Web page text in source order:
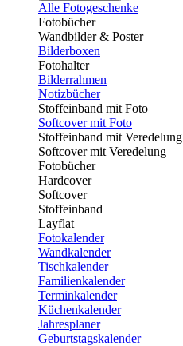
Alle Fotogeschenke
Fotobücher
Wandbilder & Poster
Bilderboxen
Fotohalter
Bilderrahmen
Notizbücher
Stoffeinband mit Foto
Softcover mit Foto
Stoffeinband mit Veredelung
Softcover mit Veredelung
Fotobücher
Hardcover
Softcover
Stoffeinband
Layflat
Fotokalender
Wandkalender
Tischkalender
Familienkalender
Terminkalender
Küchenkalender
Jahresplaner
Geburtstagskalender